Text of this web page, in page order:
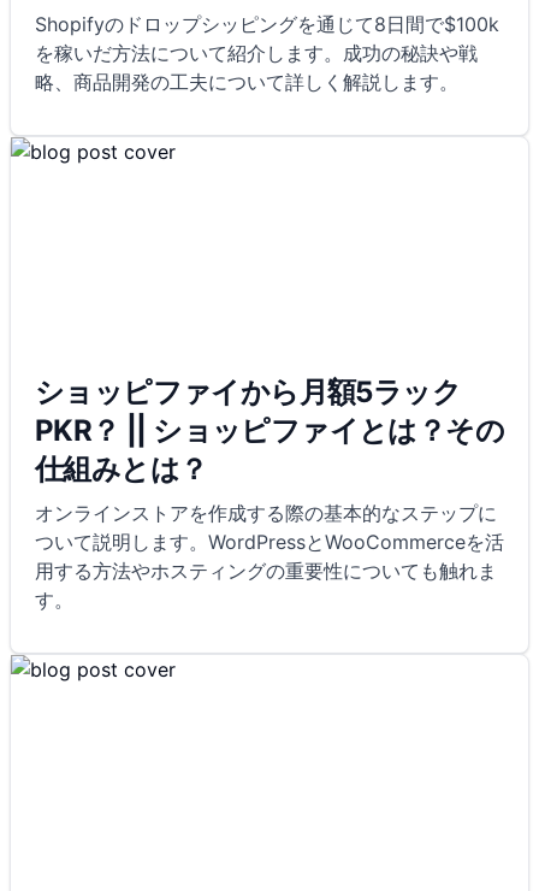
Shopifyのドロップシッピングを通じて8日間で$100k
を稼いだ方法について紹介します。成功の秘訣や戦
略、商品開発の工夫について詳しく解説します。
ショッピファイから月額5ラック
PKR？ || ショッピファイとは？その
仕組みとは？
オンラインストアを作成する際の基本的なステップに
ついて説明します。WordPressとWooCommerceを活
用する方法やホスティングの重要性についても触れま
す。